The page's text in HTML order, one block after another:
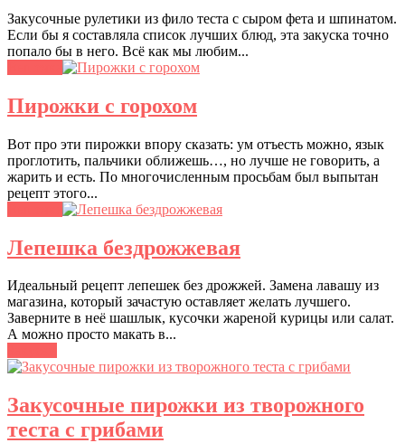
Закусочные рулетики из фило теста с сыром фета и шпинатом.
Если бы я составляла список лучших блюд, эта закуска точно
попало бы в него. Всё как мы любим...
Пирожки с горохом
Вот про эти пирожки впору сказать: ум отъесть можно, язык
проглотить, пальчики оближешь…, но лучше не говорить, а
жарить и есть. По многочисленным просьбам был выпытан
рецепт этого...
Лепешка бездрожжевая
Идеальный рецепт лепешек без дрожжей. Замена лавашу из
магазина, который зачастую оставляет желать лучшего.
Заверните в неё шашлык, кусочки жареной курицы или салат.
А можно просто макать в...
Закусочные пирожки из творожного
теста с грибами